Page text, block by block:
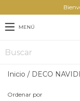
MENÚ
Inicio / DECO
Ordenar por